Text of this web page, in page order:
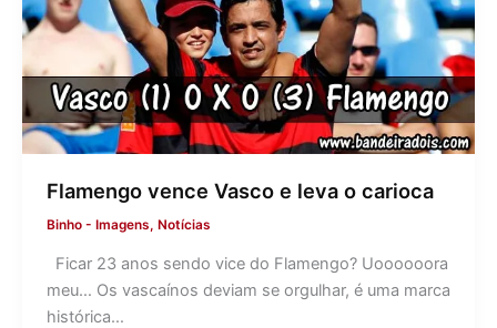
Flamengo vence Vasco e leva o carioca
Binho - Imagens, Notícias
Ficar 23 anos sendo vice do Flamengo? Uoooooora
meu… Os vascaínos deviam se orgulhar, é uma marca
histórica…